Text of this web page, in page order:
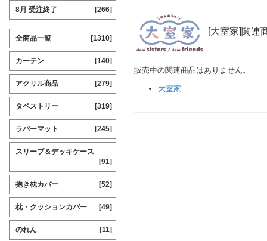
[大室家]関連
販売中の関連商品はありません。
大室家
8月 受注終了 [266]
全商品一覧 [1310]
カーテン [140]
アクリル商品 [279]
タペストリー [319]
ラバーマット [245]
スリーブ＆デッキケース
[91]
抱き枕カバー [52]
枕・クッションカバー [49]
のれん [11]